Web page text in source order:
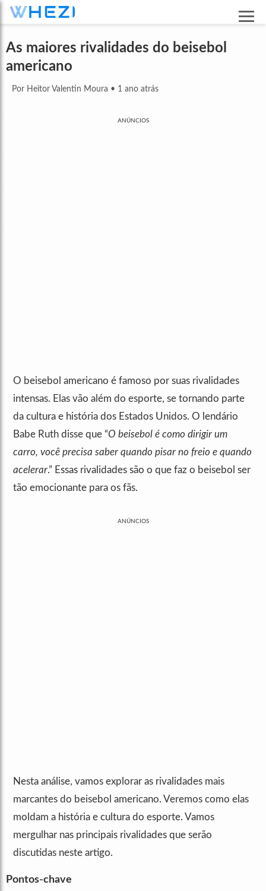
As maiores rivalidades do beisebol
americano
Por Heitor Valentin Moura • 1 ano atrás
ANÚNCIOS
O beisebol americano é famoso por suas rivalidades
intensas. Elas vão além do esporte, se tornando parte
da cultura e história dos Estados Unidos. O lendário
Babe Ruth disse que “O beisebol é como dirigir um
carro, você precisa saber quando pisar no freio e quando
acelerar.” Essas rivalidades são o que faz o beisebol ser
tão emocionante para os fãs.
ANÚNCIOS
Nesta análise, vamos explorar as rivalidades mais
marcantes do beisebol americano. Veremos como elas
moldam a história e cultura do esporte. Vamos
mergulhar nas principais rivalidades que serão
discutidas neste artigo.
Pontos-chave